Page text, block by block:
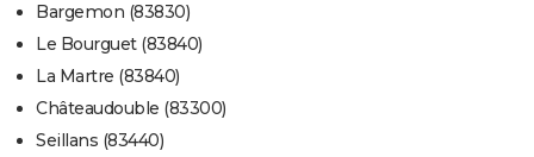
Bargemon (83830)
Le Bourguet (83840)
La Martre (83840)
Châteaudouble (83300)
Seillans (83440)